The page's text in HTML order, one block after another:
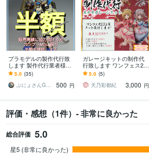
プラモデルの製作代行致
します 製作代行業者様に
納品してきた品質でお届
けします！
5.0 (35)
ぷにょさんGファクトリー
500 円
ガレージキットの制作代
行致します ワンフェス20
26夏のキット割引開催
中！！
5.0 (5)
天乃彩都紀
3,000 円
評価・感想（1件）- 非常に良かった
総合評価 5.0
星5 (非常に良かった)